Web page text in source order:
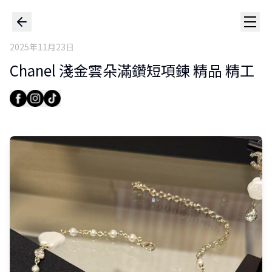
2025年11月23日
Chanel 淺金雲朵滿鑽短項鍊 精品 精工